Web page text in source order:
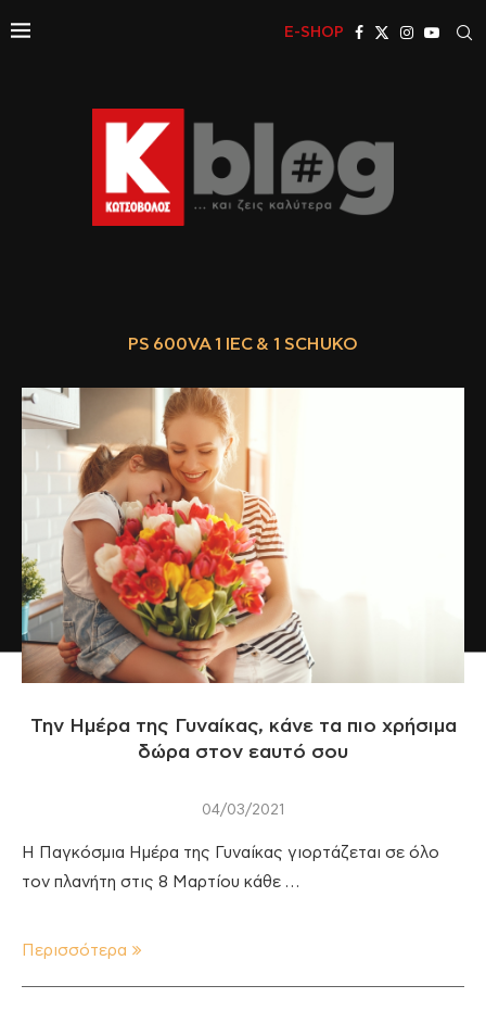
E-SHOP
PS 600VA 1 IEC & 1 SCHUKO
Την Ημέρα της Γυναίκας, κάνε τα πιο χρήσιμα
δώρα στον εαυτό σου
04/03/2021
Η Παγκόσμια Ημέρα της Γυναίκας γιορτάζεται σε όλο
τον πλανήτη στις 8 Μαρτίου κάθε …
Περισσότερα